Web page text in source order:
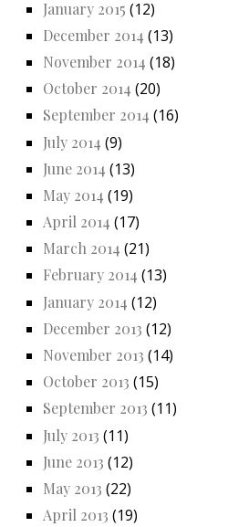
January 2015 (12)
December 2014 (13)
November 2014 (18)
October 2014 (20)
September 2014 (16)
July 2014 (9)
June 2014 (13)
May 2014 (19)
April 2014 (17)
March 2014 (21)
February 2014 (13)
January 2014 (12)
December 2013 (12)
November 2013 (14)
October 2013 (15)
September 2013 (11)
July 2013 (11)
June 2013 (12)
May 2013 (22)
April 2013 (19)